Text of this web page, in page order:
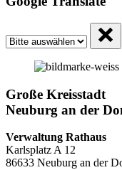
Große Kreisstadt
Neuburg an der
Verwaltung Rathaus
Karlsplatz A 12
86633 Neuburg an der